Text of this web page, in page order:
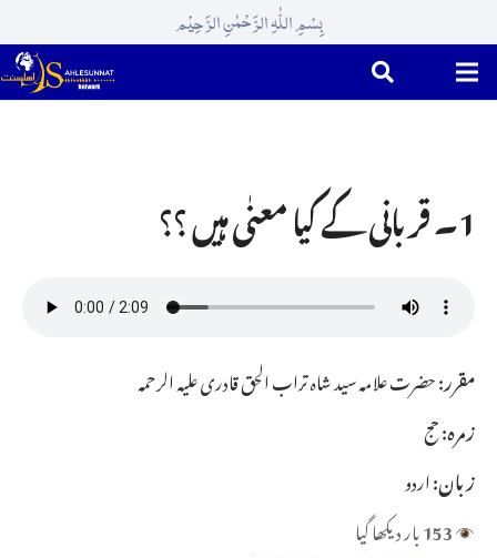
بِسْمِ اللّٰہِ الرَّحْمٰنِ الرَّحِیْم
1۔ قربانی کے کیا معنٰی ہیں ؟؟
مقرر:حضرت علامہ سید شاہ تراب الحق قادری علیہ الرحمہ
زمرہ:حج
زبان:اردو
153بار دیکھا گیا